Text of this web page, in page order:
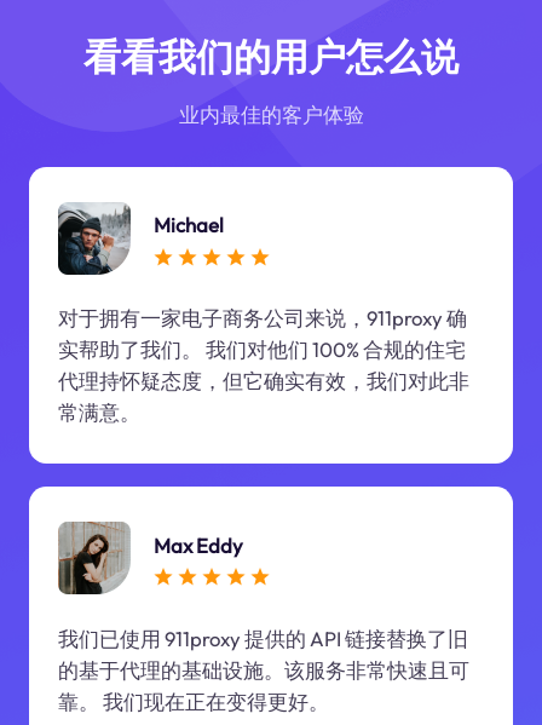
看看我们的用户怎么说
业内最佳的客户体验
Michael
对于拥有一家电子商务公司来说，911proxy 确
实帮助了我们。 我们对他们 100% 合规的住宅
代理持怀疑态度，但它确实有效，我们对此非
常满意。
Max Eddy
我们已使用 911proxy 提供的 API 链接替换了旧
的基于代理的基础设施。该服务非常快速且可
靠。 我们现在正在变得更好。